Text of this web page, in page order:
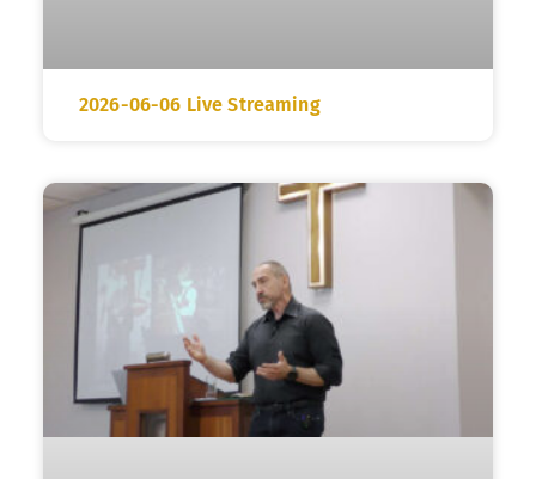
2026-06-06 Live Streaming